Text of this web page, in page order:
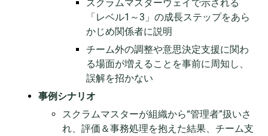
スクラムマスターウェイで示される
「レベル1～3」の成長ステップをあら
かじめ関係者に説明
チーム外の調整や意思決定支援に関わ
る場面が増えることを事前に周知し、
誤解を招かない
事例シナリオ
スクラムマスターが組織から“管理者”扱いさ
れ、評価＆事務処理を抱えた結果、チーム支